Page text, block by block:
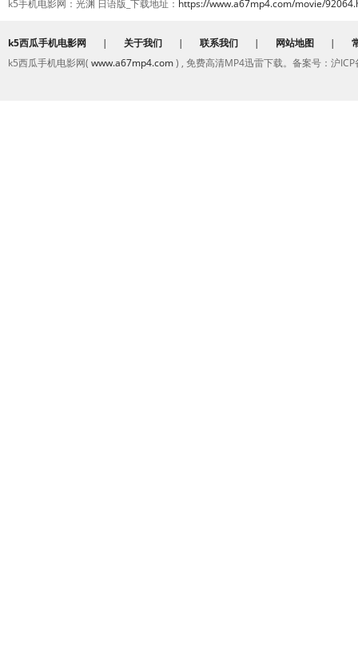
k5手机电影网：光渊 日语版_下载地址： https://www.a67mp4.com/movie/
k5西瓜手机电影网 | 关于我们 | 联系我们 | 网站地图 |
k5西瓜手机电影网( www.a67mp4.com) , 免费高清MP4迅雷下载。备案号：沪